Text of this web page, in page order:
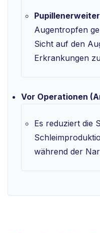
Augentropfen
Sicht auf den
Erkrankungen
Vor Operationen
Es reduziert die
während der